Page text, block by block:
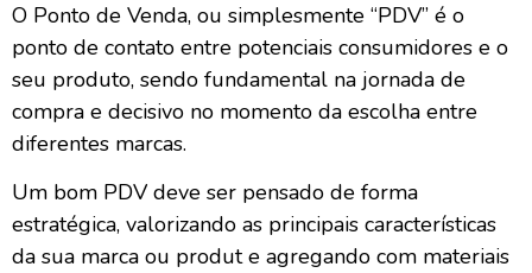
O Ponto de Venda, ou simplesmente “PDV” é o
ponto de contato entre potenciais consumidores e o
seu produto, sendo fundamental na jornada de
compra e decisivo no momento da escolha entre
diferentes marcas.
Um bom PDV deve ser pensado de forma
estratégica, valorizando as principais características
da sua marca ou produt e agregando com materiais